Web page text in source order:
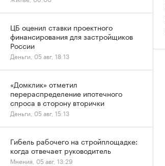
ЦБ оценил ставки проектного
финансирования для застройщиков
России
Деньги, 05 авг, 18:13
«Домклик» отметил
перераспределение ипотечного
спроса в сторону вторички
Деньги, 05 авг, 15:13
Гибель рабочего на стройплощадке:
когда отвечает руководитель
Мнения, 05 авг, 13:29